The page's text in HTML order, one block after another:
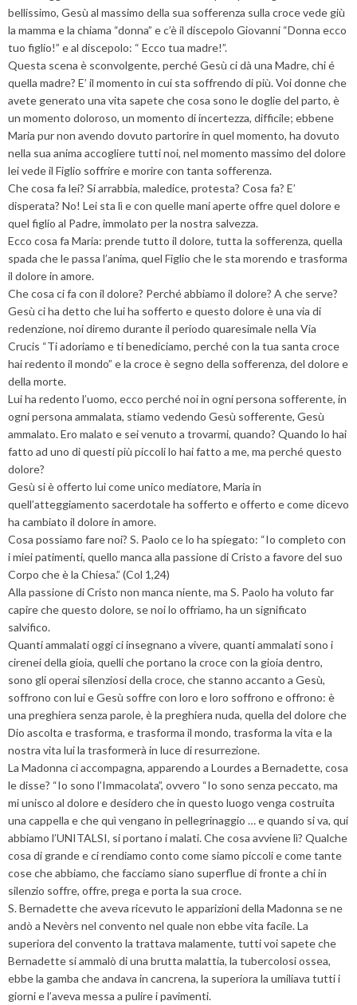
bellissimo, Gesù al massimo della sua sofferenza sulla croce vede giù
la mamma e la chiama “donna” e c’è il discepolo Giovanni “Donna ecco
tuo figlio!” e al discepolo: “ Ecco tua madre!”.
Questa scena è sconvolgente, perché Gesù ci dà una Madre, chi é
quella madre? E’ il momento in cui sta soffrendo di più. Voi donne che
avete generato una vita sapete che cosa sono le doglie del parto, è
un momento doloroso, un momento di incertezza, difficile; ebbene
Maria pur non avendo dovuto partorire in quel momento, ha dovuto
nella sua anima accogliere tutti noi, nel momento massimo del dolore
lei vede il Figlio soffrire e morire con tanta sofferenza.
Che cosa fa lei? Si arrabbia, maledice, protesta? Cosa fa? E’
disperata? No! Lei sta lì e con quelle mani aperte offre quel dolore e
quel figlio al Padre, immolato per la nostra salvezza.
Ecco cosa fa Maria: prende tutto il dolore, tutta la sofferenza, quella
spada che le passa l’anima, quel Figlio che le sta morendo e trasforma
il dolore in amore.
Che cosa ci fa con il dolore? Perché abbiamo il dolore? A che serve?
Gesù ci ha detto che lui ha sofferto e questo dolore è una via di
redenzione, noi diremo durante il periodo quaresimale nella Via
Crucis “Ti adoriamo e ti benediciamo, perché con la tua santa croce
hai redento il mondo” e la croce è segno della sofferenza, del dolore e
della morte.
Lui ha redento l’uomo, ecco perché noi in ogni persona sofferente, in
ogni persona ammalata, stiamo vedendo Gesù sofferente, Gesù
ammalato. Ero malato e sei venuto a trovarmi, quando? Quando lo hai
fatto ad uno di questi più piccoli lo hai fatto a me, ma perché questo
dolore?
Gesù si è offerto lui come unico mediatore, Maria in
quell’atteggiamento sacerdotale ha sofferto e offerto e come dicevo
ha cambiato il dolore in amore.
Cosa possiamo fare noi? S. Paolo ce lo ha spiegato: “Io completo con
i miei patimenti, quello manca alla passione di Cristo a favore del suo
Corpo che è la Chiesa.” (Col 1,24)
Alla passione di Cristo non manca niente, ma S. Paolo ha voluto far
capire che questo dolore, se noi lo offriamo, ha un significato
salvifico.
Quanti ammalati oggi ci insegnano a vivere, quanti ammalati sono i
cirenei della gioia, quelli che portano la croce con la gioia dentro,
sono gli operai silenziosi della croce, che stanno accanto a Gesù,
soffrono con lui e Gesù soffre con loro e loro soffrono e offrono: è
una preghiera senza parole, è la preghiera nuda, quella del dolore che
Dio ascolta e trasforma, e trasforma il mondo, trasforma la vita e la
nostra vita lui la trasformerà in luce di resurrezione.
La Madonna ci accompagna, apparendo a Lourdes a Bernadette, cosa
le disse? “Io sono l’Immacolata”, ovvero “Io sono senza peccato, ma
mi unisco al dolore e desidero che in questo luogo venga costruita
una cappella e che quì vengano in pellegrinaggio … e quando si va, qui
abbiamo l’UNITALSI, si portano i malati. Che cosa avviene lì? Qualche
cosa di grande e ci rendiamo conto come siamo piccoli e come tante
cose che abbiamo, che facciamo siano superflue di fronte a chi in
silenzio soffre, offre, prega e porta la sua croce.
S. Bernadette che aveva ricevuto le apparizioni della Madonna se ne
andò a Nevèrs nel convento nel quale non ebbe vita facile. La
superiora del convento la trattava malamente, tutti voi sapete che
Bernadette si ammalò di una brutta malattia, la tubercolosi ossea,
ebbe la gamba che andava in cancrena, la superiora la umiliava tutti i
giorni e l’aveva messa a pulire i pavimenti.